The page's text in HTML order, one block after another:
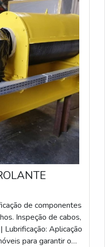
Inspeção de cabos,
Aplicação
para garantir o